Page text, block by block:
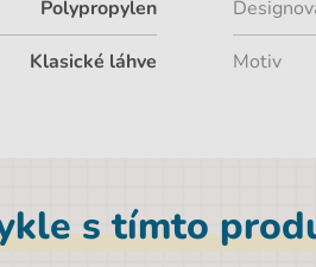
Polypropylen
Klasické láhve Motiv
s tímto